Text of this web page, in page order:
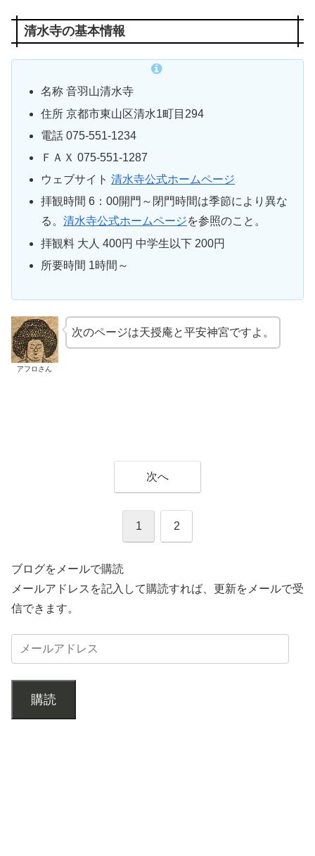
清水寺の基本情報
名称 音羽山清水寺
住所 京都市東山区清水1町目294
電話 075-551-1234
ＦＡＸ 075-551-1287
ウェブサイト清水寺公式ホームページ
拝観時間 6：00開門～閉門時間は季節により異な
る。清水寺公式ホームページを参照のこと。
拝観料 大人 400円 中学生以下 200円
所要時間 1時間～
アフロさん
次のページは天授庵と平安神宮ですよ。
次へ
1 2
ブログをメールで購読
メールアドレスを記入して購読すれば、更新をメールで受
信できます。
購読